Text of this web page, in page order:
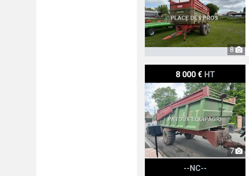
8
8 000 € HT
7
Huret 10 T
--NC--
Thievin CORTAL 180-67